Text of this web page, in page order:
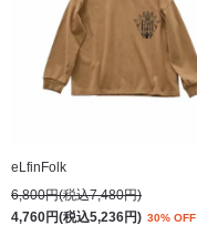
eLfinFolk
6,800円(税込7,480円)
4,760円(税込5,236円) 30% OFF